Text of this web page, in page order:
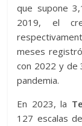
que supone
2019, el
meses
con 2022 y de
pandemia.
En 2023, la
127 escalas